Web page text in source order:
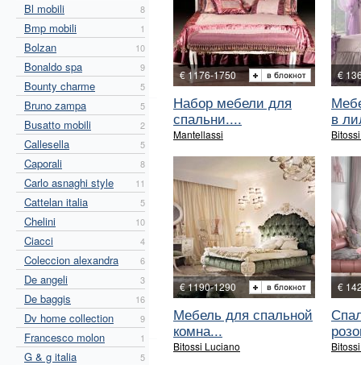
Bl mobili 8
Bmp mobili 1
Bolzan 10
Bonaldo spa 9
Bounty charme 5
Bruno zampa 5
Busatto mobili 2
Callesella 5
Caporali 8
Carlo asnaghi style 11
Cattelan italia 5
Chelini 10
Ciacci 4
Coleccion alexandra 6
De angeli 3
De baggis 16
Dv home collection 9
Francesco molon 1
G & g italia 5
€ 1176-1750
Набор мебели для
спальни....
Mantellassi
€
в
€ 1190-1290
Мебель для спальной
комна...
Bitossi Luciano
€